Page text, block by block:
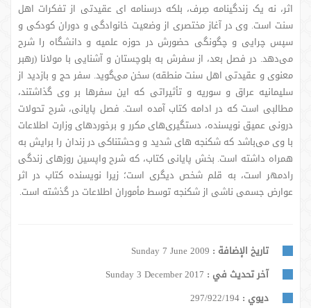
اثر، نه یک زندگینامه صِرف، بلکه درسنامه ای عقیدتی از تفکرات اهل
سنت است. وی در آغاز مختصری از وضعیت خانوادگی و دوران کودکی و
سپس چرایی و چگونگی حضورش در حوزه علمیه و دانشگاه را شرح
می‌دهد. در فصل بعد، از سفرش به بلوچستان و آشنایی با مولانا (رهبر
معنوی و عقیدتی اهل سنت منطقه) سخن می‌گوید. سفر حج و بازدید از
سلیمانیه عراق و سوریه و تأثیراتی که این سفرها بر وی گذاشتند،
مطالبی است که در ادامه کتاب آمده است. فصل پایانی، شرح تحولات
درونی عمیق نویسنده، دستگیری‌های مکرر و برخوردهای وزارت اطلاعات
با وی می‌باشد که شکنجه های شدید و وحشتناکی در زندان را برایش به
همراه داشته است. بخش پایانی کتاب، که شرح واپسین روزهای زندگی
رادمهر است، به قلم شخص دیگری است؛ زیرا نویسنده کتاب در اثر
عوارض جسمی ناشی از شکنجه توسط مأموران اطلاعات در گذشته است.
تاريخ الإضافة : Sunday 7 June 2009
آخر تحديث في :
ديوي : 297/922/194